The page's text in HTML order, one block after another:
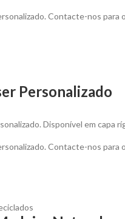
Contacte-nos
Personalizado
Disponível em capa
Contacte-nos